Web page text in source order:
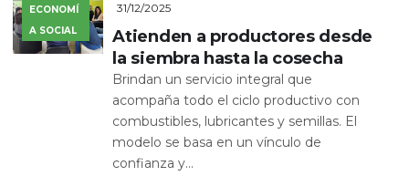
ECONOMÍ
A SOCIAL
31/12/2025
Atienden a productores desde
la siembra hasta la cosecha
Brindan un servicio integral que
acompaña todo el ciclo productivo con
combustibles, lubricantes y semillas. El
modelo se basa en un vínculo de
confianza y...